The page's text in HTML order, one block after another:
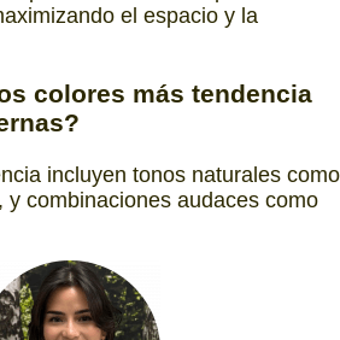
el espacio y la
colores más tendencia
incluyen tonos naturales como
y combinaciones audaces como